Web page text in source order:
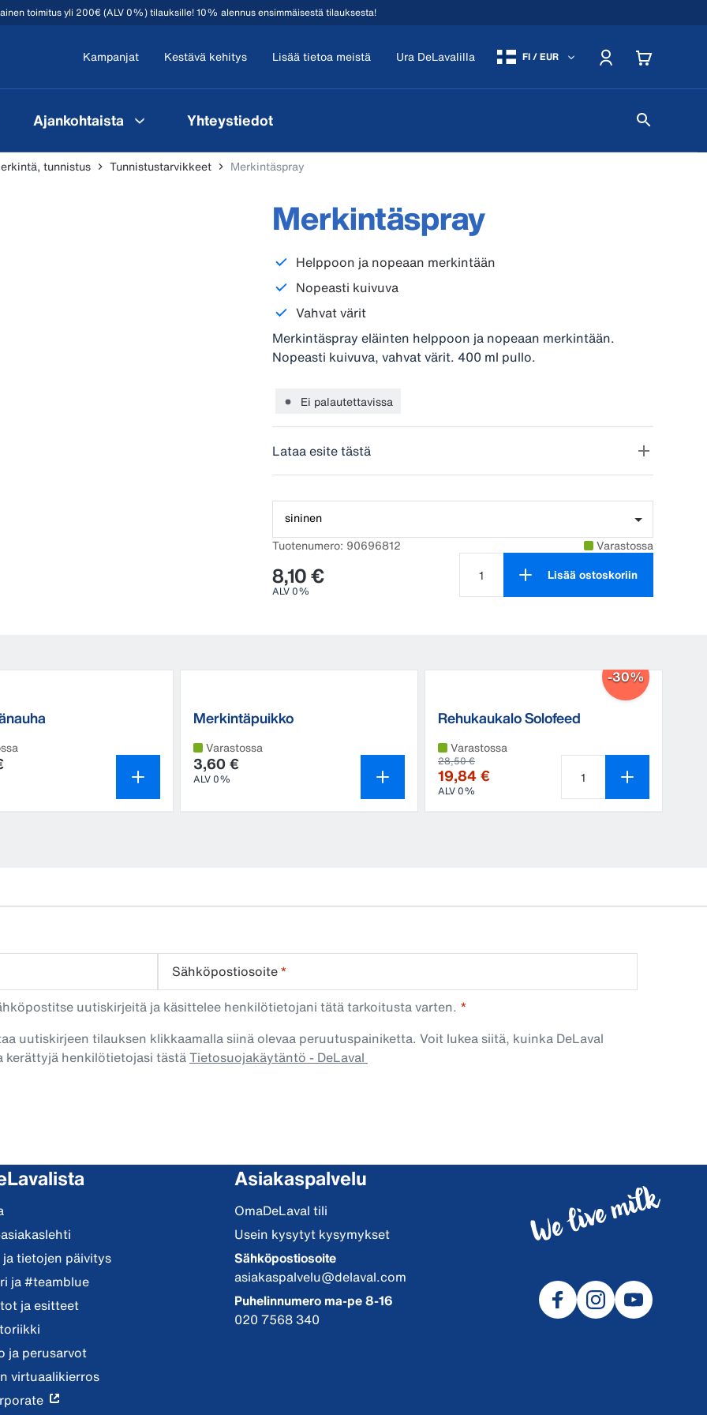
toimitus yli 200€ (ALV 0%) tilauksille! 10% alennus ensimmäisestä tilauksesta!
Kampanjat Kestävä kehitys Lisää tietoa meistä Ura DeLavalilla FI / EUR
Ajankohtaista Yhteystiedot
tunnistus Tunnistustarvikkeet Merkintäspray
Merkintäspray
Helppoon ja nopeaan merkintään
Nopeasti kuivuva
Vahvat värit
Merkintäspray eläinten helppoon ja nopeaan merkintään.
Nopeasti kuivuva, vahvat värit. 400 ml pullo.
Ei palautettavissa
Lataa esite tästä
sininen
Tuotenumero: 90696812
Varastossa
8,10 €
ALV 0%
Lisää ostoskoriin
Merkintäpuikko
Varastossa
3,60 €
ALV 0%
-30%
Rehukaukalo Solofeed
Varastossa
28,50 €
19,84 €
ALV 0%
Tuotteen määrä on 1
Sähköpostiosoite*
uutiskirjeitä ja käsittelee henkilötietojani tätä tarkoitusta varten.
uutiskirjeen tilauksen klikkaamalla siinä olevaa peruutuspainiketta. Voit lukea siitä, kuinka DeLaval
kerättyjä henkilötietojasi tästäTietosuojakäytäntö - DeLaval
tietojen päivitys
ja #teamblue
ja esitteet
ja perusarvot
virtuaalikierros
Asiakaspalvelu
OmaDeLaval tili
Usein kysytyt kysymykset
Sähköpostiosoite
asiakaspalvelu@delaval.com
Puhelinnumero ma-pe 8-16
020 7568 340